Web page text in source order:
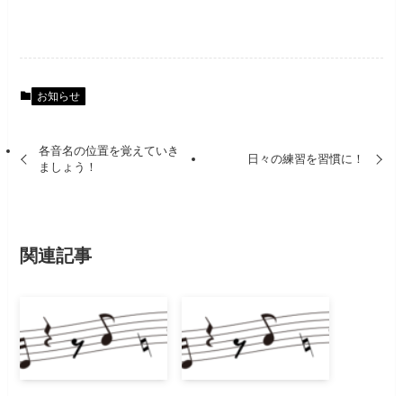
お知らせ
各音名の位置を覚えていき
ましょう！
日々の練習を習慣に！
関連記事